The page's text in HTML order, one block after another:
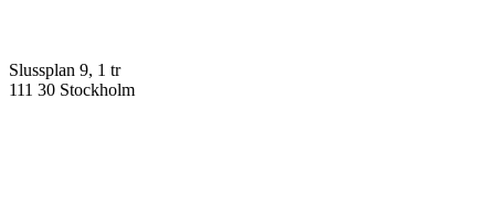
Slussplan 9, 1 tr
111 30 Stockholm